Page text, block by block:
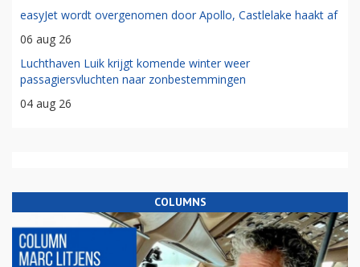
easyJet wordt overgenomen door Apollo, Castlelake haakt af
06 aug 26
Luchthaven Luik krijgt komende winter weer
passagiersvluchten naar zonbestemmingen
04 aug 26
COLUMNS